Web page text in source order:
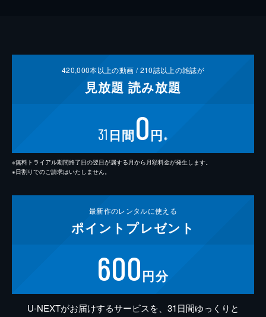
420,000本以上の動画 /210誌以上の雑誌が
見放題 読み放題
31 日間0円 ※
※無料トライアル期間終了日の翌日が属する月から月額料金が発生します。
※日割りでのご請求はいたしません。
最新作のレンタルに使える
ポイント プレゼント
600円分
U-NEXTがお届けするサービスを、31日間ゆっくりと